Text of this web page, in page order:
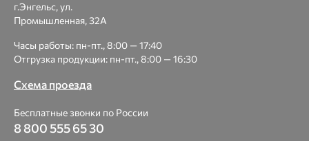
г.Энгельс, ул.
Промышленная, 32А
Часы работы: пн-пт., 8:00 — 17:40
Отгрузка продукции: пн-пт., 8:00 — 16:30
Схема проезда
Бесплатные звонки по России
8 800 555 65 30